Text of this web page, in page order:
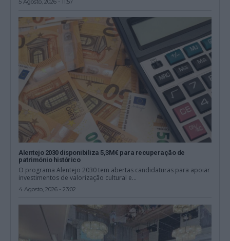
5 Agosto, 2026 - 11:57
Alentejo 2030 disponibiliza 5,3M€ para recuperação de
património histórico
O programa Alentejo 2030 tem abertas candidaturas para apoiar
investimentos de valorização cultural e...
4 Agosto, 2026 - 23:02